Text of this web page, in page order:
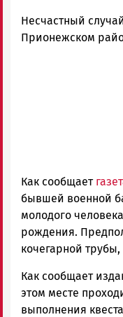
и
Карелии
Несчастный
Прионежском
Как сообщает
бывшей военной
молодого
рождения.
кочегарной
Как сообщает
этом месте
выполнения